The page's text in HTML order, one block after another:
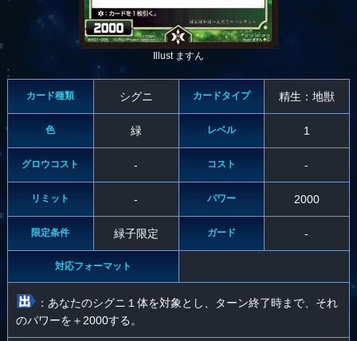
Illust ますん
カード種類 シグニ カードタイプ 精生：地獣
色 緑 レベル 1
グロウコスト - コスト -
リミット - パワー 2000
限定条件 緑子限定 ガード -
対応フォーマット
：あなたのシグニ１体を対象とし、ターン終了時まで、それ
のパワーを＋2000する。